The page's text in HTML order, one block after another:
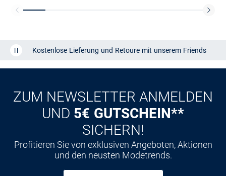
CLUB
Kauf aufRechnung
ZUM NEWSLETTER ANMELDEN
UND 5€ GUTSCHEIN**
SICHERN!
Profitieren Sie von exklusiven Angeboten, Aktionen
und den neusten Modetrends.